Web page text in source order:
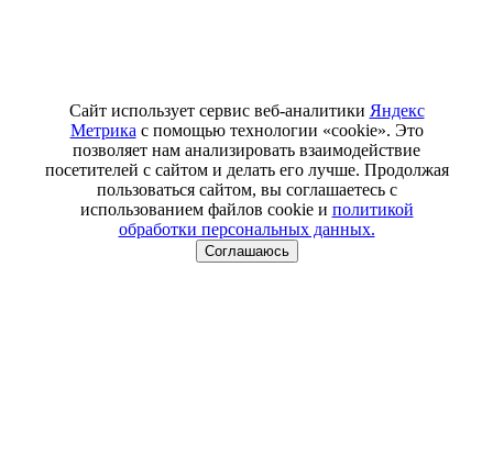
Сайт использует сервис веб-аналитики Яндекс
Метрика с помощью технологии «cookie». Это
позволяет нам анализировать взаимодействие
посетителей с сайтом и делать его лучше. Продолжая
пользоваться сайтом, вы соглашаетесь с
использованием файлов cookie и политикой
обработки персональных данных.
Соглашаюсь